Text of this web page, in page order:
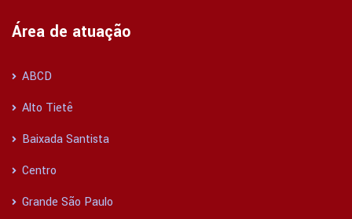
Área de atuação
ABCD
Alto Tietê
Baixada Santista
Centro
Grande São Paulo